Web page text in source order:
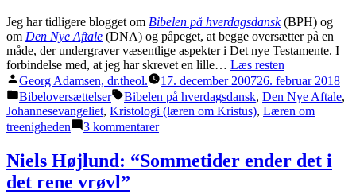
Jeg har tidligere blogget om Bibelen på hverdagsdansk(BPH) og
om Den Nye Aftale (DNA) og påpeget, at begge oversætter på en
måde, der undergraver væsentlige aspekter i Det nye Testamente. I
forbindelse med, at jeg har skrevet en lille… Læs resten
Posted
by
Georg Adamsen, dr.theol. 17. december 200726. februar 2018
Posted
in
Bibeloversættelser Tags:
Bibelen på hverdagsdansk, Den Nye Aftale,
Johannesevangeliet, Kristologi (læren om Kristus), Læren om
treenigheden
3 kommentarertil
kristologi
og
Niels Højlund: “Sommetider ender det i
det rene vrøvl”